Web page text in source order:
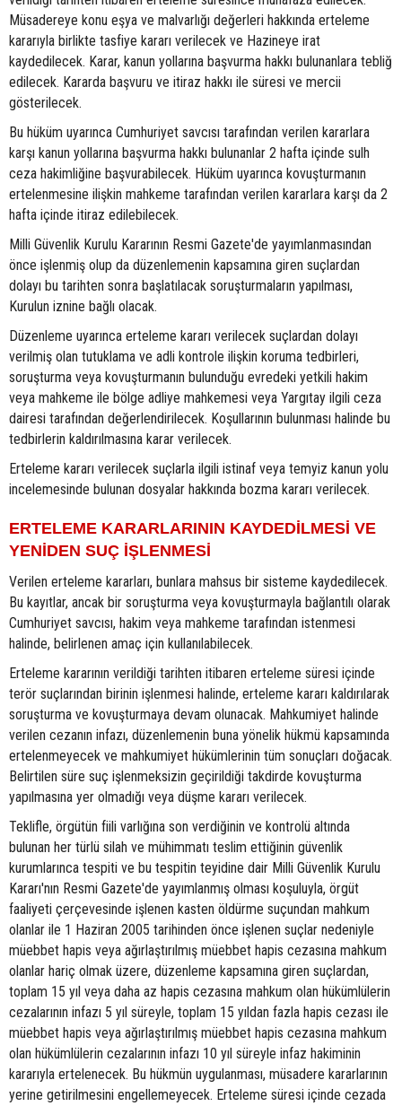
Müsadereye konu eşya ve malvarlığı değerleri hakkında erteleme
kararıyla birlikte tasfiye kararı verilecek ve Hazineye irat
kaydedilecek. Karar, kanun yollarına başvurma hakkı bulunanlara tebliğ
edilecek. Kararda başvuru ve itiraz hakkı ile süresi ve mercii
gösterilecek.
Bu hüküm uyarınca Cumhuriyet savcısı tarafından verilen kararlara
karşı kanun yollarına başvurma hakkı bulunanlar 2 hafta içinde sulh
ceza hakimliğine başvurabilecek. Hüküm uyarınca kovuşturmanın
ertelenmesine ilişkin mahkeme tarafından verilen kararlara karşı da 2
hafta içinde itiraz edilebilecek.
Milli Güvenlik Kurulu Kararının Resmi Gazete'de yayımlanmasından
önce işlenmiş olup da düzenlemenin kapsamına giren suçlardan
dolayı bu tarihten sonra başlatılacak soruşturmaların yapılması,
Kurulun iznine bağlı olacak.
Düzenleme uyarınca erteleme kararı verilecek suçlardan dolayı
verilmiş olan tutuklama ve adli kontrole ilişkin koruma tedbirleri,
soruşturma veya kovuşturmanın bulunduğu evredeki yetkili hakim
veya mahkeme ile bölge adliye mahkemesi veya Yargıtay ilgili ceza
dairesi tarafından değerlendirilecek. Koşullarının bulunması halinde bu
tedbirlerin kaldırılmasına karar verilecek.
Erteleme kararı verilecek suçlarla ilgili istinaf veya temyiz kanun yolu
incelemesinde bulunan dosyalar hakkında bozma kararı verilecek.
ERTELEME KARARLARININ KAYDEDİLMESİ VE
YENİDEN SUÇ İŞLENMESİ
Verilen erteleme kararları, bunlara mahsus bir sisteme kaydedilecek.
Bu kayıtlar, ancak bir soruşturma veya kovuşturmayla bağlantılı olarak
Cumhuriyet savcısı, hakim veya mahkeme tarafından istenmesi
halinde, belirlenen amaç için kullanılabilecek.
Erteleme kararının verildiği tarihten itibaren erteleme süresi içinde
terör suçlarından birinin işlenmesi halinde, erteleme kararı kaldırılarak
soruşturma ve kovuşturmaya devam olunacak. Mahkumiyet halinde
verilen cezanın infazı, düzenlemenin buna yönelik hükmü kapsamında
ertelenmeyecek ve mahkumiyet hükümlerinin tüm sonuçları doğacak.
Belirtilen süre suç işlenmeksizin geçirildiği takdirde kovuşturma
yapılmasına yer olmadığı veya düşme kararı verilecek.
Teklifle, örgütün fiili varlığına son verdiğinin ve kontrolü altında
bulunan her türlü silah ve mühimmatı teslim ettiğinin güvenlik
kurumlarınca tespiti ve bu tespitin teyidine dair Milli Güvenlik Kurulu
Kararı'nın Resmi Gazete'de yayımlanmış olması koşuluyla, örgüt
faaliyeti çerçevesinde işlenen kasten öldürme suçundan mahkum
olanlar ile 1 Haziran 2005 tarihinden önce işlenen suçlar nedeniyle
müebbet hapis veya ağırlaştırılmış müebbet hapis cezasına mahkum
olanlar hariç olmak üzere, düzenleme kapsamına giren suçlardan,
toplam 15 yıl veya daha az hapis cezasına mahkum olan hükümlülerin
cezalarının infazı 5 yıl süreyle, toplam 15 yıldan fazla hapis cezası ile
müebbet hapis veya ağırlaştırılmış müebbet hapis cezasına mahkum
olan hükümlülerin cezalarının infazı 10 yıl süreyle infaz hakiminin
kararıyla ertelenecek. Bu hükmün uygulanması, müsadere kararlarının
yerine getirilmesini engellemeyecek. Erteleme süresi içinde cezada